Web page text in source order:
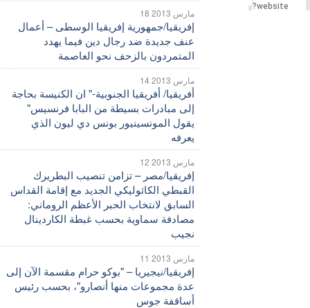
18 مارس 2013
إفريقيا/جمهورية إفريقيا الوسطى – أعمال
عنف جديدة ضد رجال دين فيما يهدد
المتمردون بالزحف نحو العاصمة
14 مارس 2013
أفريقيا/ أفريقيا الجنوبية-" ان الكنيسة بحاجة
إلى مبادرات بسيطة من البابا فرنسيس"
يقول المونسينيور بونس دي ليون الذي
يعرفه
12 مارس 2013
إفريقيا/مصر – تزامن تنصيب البطريرك
القبطي الكاثوليكي الجديد مع إقامة القداس
السابق لانتخاب الحبر الأعظم الروماني:
مصادفة سماوية بحسب غبطة الكاردينال
نجيب
11 مارس 2013
إفريقيا/نيجيريا – "بوكو حرام مقسمة الآن إلى
عدة مجموعات منها أنصارو"، بحسب رئيس
أساقفة جوس
website?